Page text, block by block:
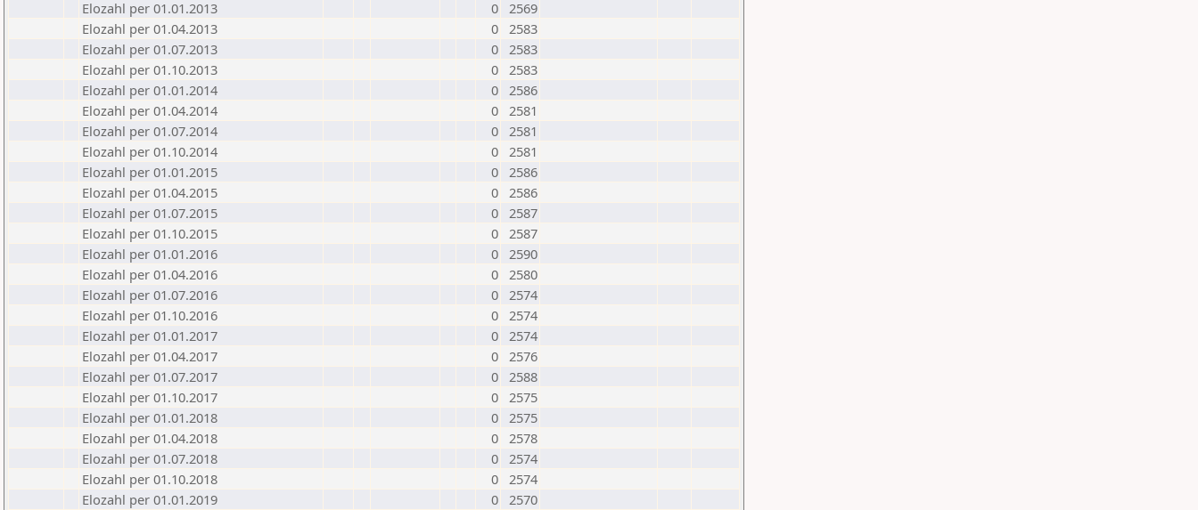
Elozahl per 01.01.2013
0 2569
Elozahl per 01.04.2013
0 2583
Elozahl per 01.07.2013
0 2583
Elozahl per 01.10.2013
0 2583
Elozahl per 01.01.2014
0 2586
Elozahl per 01.04.2014
0 2581
Elozahl per 01.07.2014
0 2581
Elozahl per 01.10.2014
0 2581
Elozahl per 01.01.2015
0 2586
Elozahl per 01.04.2015
0 2586
Elozahl per 01.07.2015
0 2587
Elozahl per 01.10.2015
0 2587
Elozahl per 01.01.2016
0 2590
Elozahl per 01.04.2016
0 2580
Elozahl per 01.07.2016
0 2574
Elozahl per 01.10.2016
0 2574
Elozahl per 01.01.2017
0 2574
Elozahl per 01.04.2017
0 2576
Elozahl per 01.07.2017
0 2588
Elozahl per 01.10.2017
0 2575
Elozahl per 01.01.2018
0 2575
Elozahl per 01.04.2018
0 2578
Elozahl per 01.07.2018
0 2574
Elozahl per 01.10.2018
0 2574
Elozahl per 01.01.2019
0 2570